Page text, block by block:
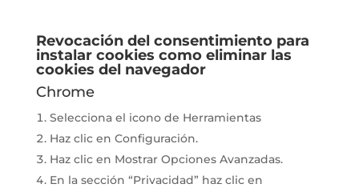
Revocación del consentimiento para
instalar cookies como eliminar las
cookies del navegador
Chrome
Selecciona el icono de Herramientas
Haz clic en Configuración.
Haz clic en Mostrar Opciones Avanzadas.
En la sección “Privacidad” haz clic en